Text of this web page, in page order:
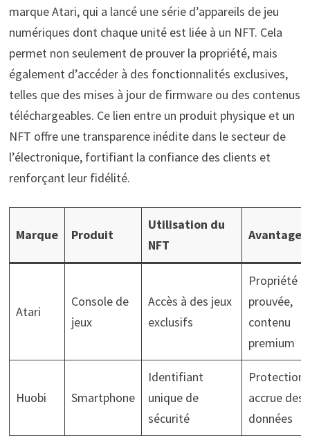
marque Atari, qui a lancé une série d’appareils de jeu
numériques dont chaque unité est liée à un NFT. Cela
permet non seulement de prouver la propriété, mais
également d’accéder à des fonctionnalités exclusives,
telles que des mises à jour de firmware ou des contenus
téléchargeables. Ce lien entre un produit physique et un
NFT offre une transparence inédite dans le secteur de
l’électronique, fortifiant la confiance des clients et
renforçant leur fidélité.
Marque Produit
Utilisation du
NFT
Avantages
Atari
Console de
jeux
Accès à des jeux
exclusifs
Propriété
prouvée,
contenu
premium
Huobi Smartphone
Identifiant
unique de
sécurité
Protection
accrue des
données